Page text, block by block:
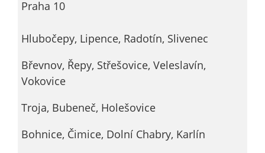
Praha 10
Hlubočepy, Lipence, Radotín, Slivenec
Břevnov, Řepy, Střešovice, Veleslavín,
Vokovice
Troja, Bubeneč, Holešovice
Bohnice, Čimice, Dolní Chabry, Karlín